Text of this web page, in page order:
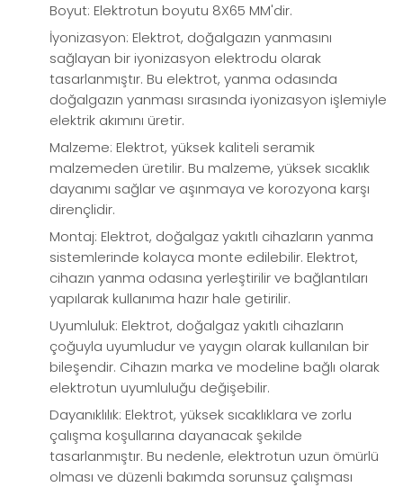
Boyut: Elektrotun boyutu 8X65 MM'dir.
İyonizasyon: Elektrot, doğalgazın yanmasını
sağlayan bir iyonizasyon elektrodu olarak
tasarlanmıştır. Bu elektrot, yanma odasında
doğalgazın yanması sırasında iyonizasyon işlemiyle
elektrik akımını üretir.
Malzeme: Elektrot, yüksek kaliteli seramik
malzemeden üretilir. Bu malzeme, yüksek sıcaklık
dayanımı sağlar ve aşınmaya ve korozyona karşı
dirençlidir.
Montaj: Elektrot, doğalgaz yakıtlı cihazların yanma
sistemlerinde kolayca monte edilebilir. Elektrot,
cihazın yanma odasına yerleştirilir ve bağlantıları
yapılarak kullanıma hazır hale getirilir.
Uyumluluk: Elektrot, doğalgaz yakıtlı cihazların
çoğuyla uyumludur ve yaygın olarak kullanılan bir
bileşendir. Cihazın marka ve modeline bağlı olarak
elektrotun uyumluluğu değişebilir.
Dayanıklılık: Elektrot, yüksek sıcaklıklara ve zorlu
çalışma koşullarına dayanacak şekilde
tasarlanmıştır. Bu nedenle, elektrotun uzun ömürlü
olması ve düzenli bakımda sorunsuz çalışması